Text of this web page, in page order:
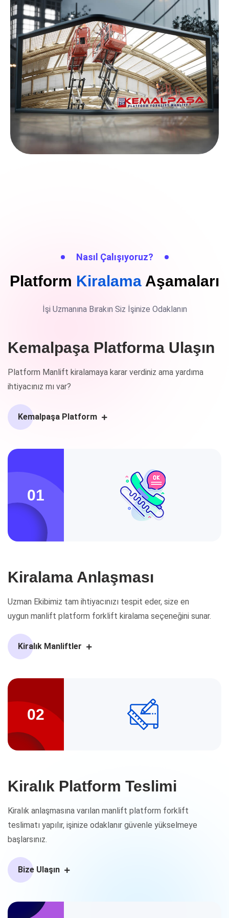
Nasıl Çalışıyoruz?
Platform Kiralama Aşamaları
İşi Uzmanına Bırakın Siz İşinize Odaklanın
Kemalpaşa Platforma Ulaşın
Platform Manlift kiralamaya karar verdiniz ama yardıma
ihtiyacınız mı var?
Kemalpaşa Platform
01
Kiralama Anlaşması
Uzman Ekibimiz tam ihtiyacınızı tespit eder, size en
uygun manlift platform forklift kiralama seçeneğini sunar.
Kiralık Manliftler
02
Kiralık Platform Teslimi
Kiralık anlaşmasına varılan manlift platform forklift
teslimatı yapılır, işinize odaklanır güvenle yükselmeye
başlarsınız.
Bize Ulaşın